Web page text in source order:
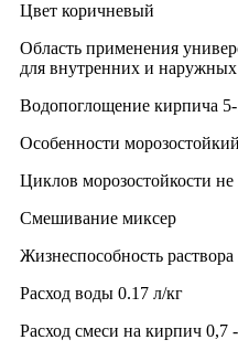
Цвет коричневый
Область применения
для внутренних и наружных
Водопоглощение кирпича
Особенности
Циклов морозостойкости не
Смешивание миксер
Жизнеспособность раствора
Расход воды 0.17 л/кг
Расход смеси на кирпич 0,7